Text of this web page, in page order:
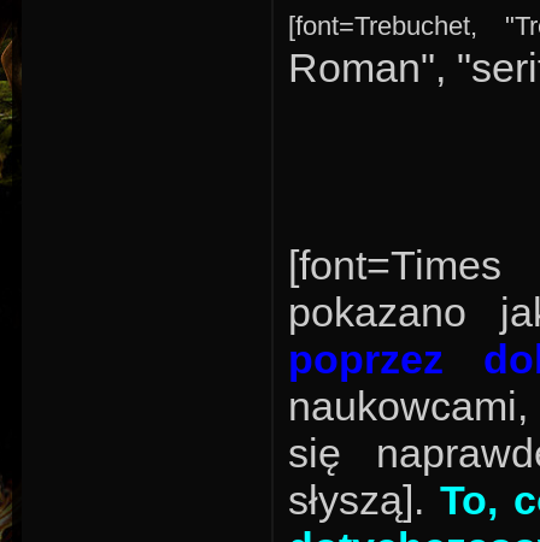
[font=Trebuchet,
Roman",
pokazano
poprzez
się
słyszą]. To,